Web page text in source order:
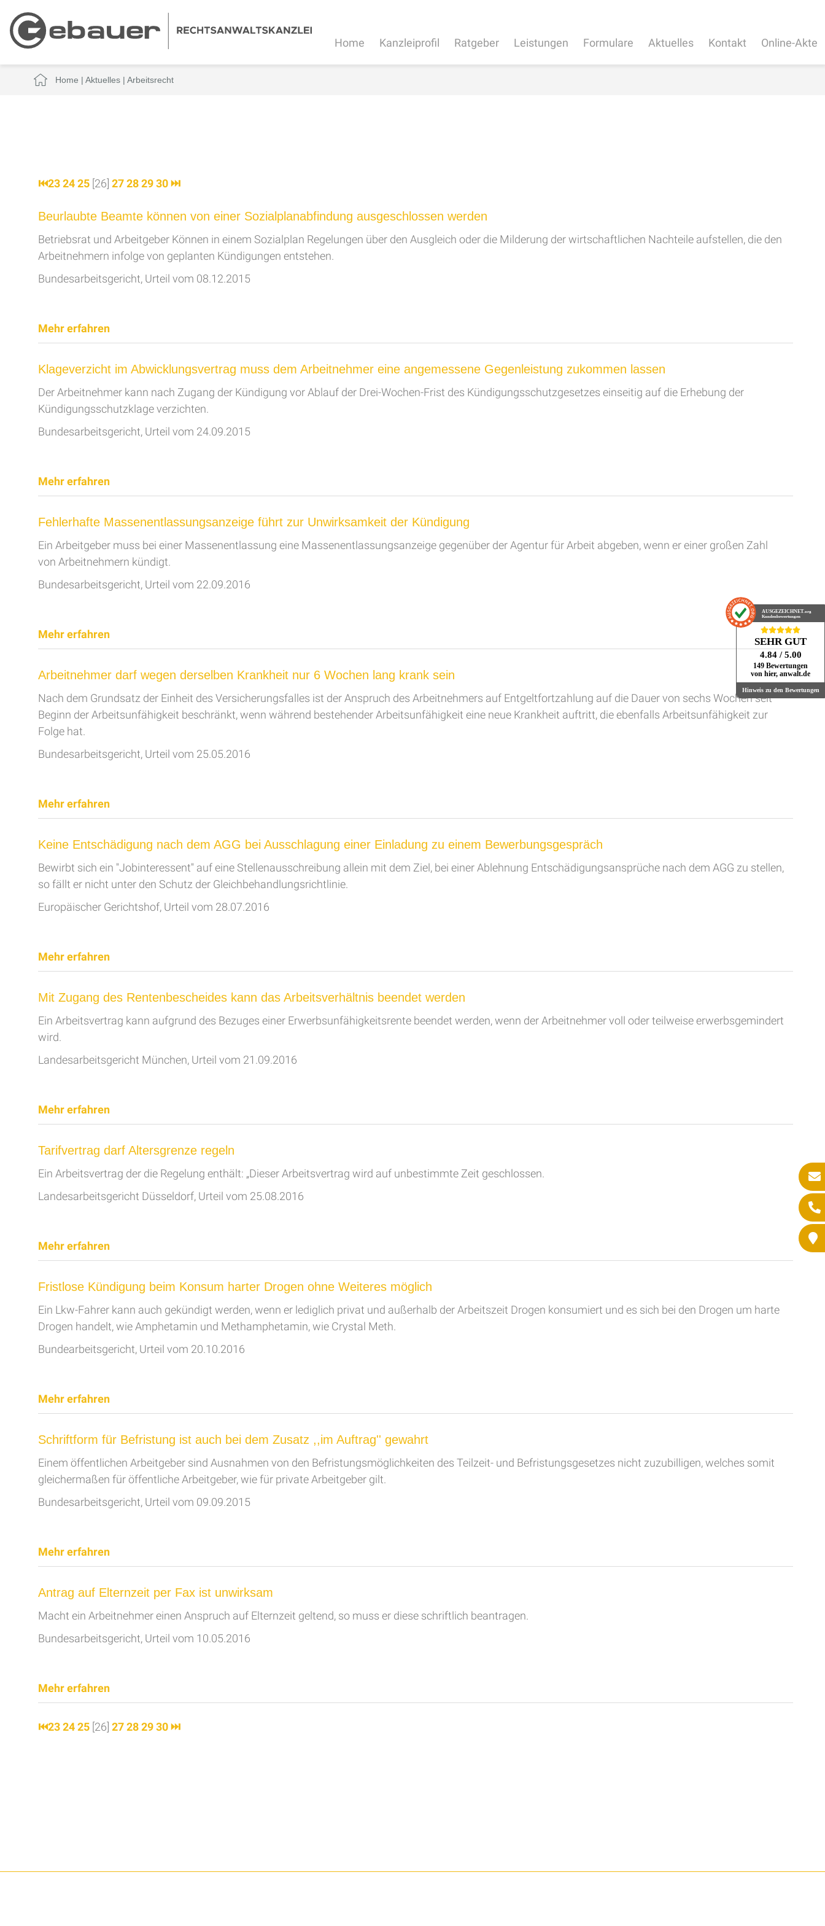
Home Kanzleiprofil Ratgeber Leistungen Formulare Aktuelles Kontakt Online-Akte
Home | Aktuelles| Arbeitsrecht
⏮232425 [26] 27282930⏭
Beurlaubte Beamte können von einer Sozialplanabfindung ausgeschlossen werden
Betriebsrat und Arbeitgeber Können in einem Sozialplan Regelungen über den Ausgleich oder die Milderung der wirtschaftlichen Nachteile aufstellen, die den
Arbeitnehmern infolge von geplanten Kündigungen entstehen.
Bundesarbeitsgericht, Urteil vom 08.12.2015
Mehr erfahren
Klageverzicht im Abwicklungsvertrag muss dem Arbeitnehmer eine angemessene Gegenleistung zukommen lassen
Der Arbeitnehmer kann nach Zugang der Kündigung vor Ablauf der Drei-Wochen-Frist des Kündigungsschutzgesetzes einseitig auf die Erhebung der
Kündigungsschutzklage verzichten.
Bundesarbeitsgericht, Urteil vom 24.09.2015
Mehr erfahren
Fehlerhafte Massenentlassungsanzeige führt zur Unwirksamkeit der Kündigung
Ein Arbeitgeber muss bei einer Massenentlassung eine Massenentlassungsanzeige gegenüber der Agentur für Arbeit abgeben, wenn er einer großen Zahl
von Arbeitnehmern kündigt.
Bundesarbeitsgericht, Urteil vom 22.09.2016
Mehr erfahren
Arbeitnehmer darf wegen derselben Krankheit nur 6 Wochen lang krank sein
Nach dem Grundsatz der Einheit des Versicherungsfalles ist der Anspruch des Arbeitnehmers auf Entgeltfortzahlung auf die Dauer von sechs Wochen seit
Beginn der Arbeitsunfähigkeit beschränkt, wenn während bestehender Arbeitsunfähigkeit eine neue Krankheit auftritt, die ebenfalls Arbeitsunfähigkeit zur
Folge hat.
Bundesarbeitsgericht, Urteil vom 25.05.2016
Mehr erfahren
Keine Entschädigung nach dem AGG bei Ausschlagung einer Einladung zu einem Bewerbungsgespräch
Bewirbt sich ein ''Jobinteressent'' auf eine Stellenausschreibung allein mit dem Ziel, bei einer Ablehnung Entschädigungsansprüche nach dem AGG zu stellen,
so fällt er nicht unter den Schutz der Gleichbehandlungsrichtlinie.
Europäischer Gerichtshof, Urteil vom 28.07.2016
Mehr erfahren
Mit Zugang des Rentenbescheides kann das Arbeitsverhältnis beendet werden
Ein Arbeitsvertrag kann aufgrund des Bezuges einer Erwerbsunfähigkeitsrente beendet werden, wenn der Arbeitnehmer voll oder teilweise erwerbsgemindert
wird.
Landesarbeitsgericht München, Urteil vom 21.09.2016
Mehr erfahren
Tarifvertrag darf Altersgrenze regeln
Ein Arbeitsvertrag der die Regelung enthält: „Dieser Arbeitsvertrag wird auf unbestimmte Zeit geschlossen.
Landesarbeitsgericht Düsseldorf, Urteil vom 25.08.2016
Mehr erfahren
Fristlose Kündigung beim Konsum harter Drogen ohne Weiteres möglich
Ein Lkw-Fahrer kann auch gekündigt werden, wenn er lediglich privat und außerhalb der Arbeitszeit Drogen konsumiert und es sich bei den Drogen um harte
Drogen handelt, wie Amphetamin und Methamphetamin, wie Crystal Meth.
Bundearbeitsgericht, Urteil vom 20.10.2016
Mehr erfahren
Schriftform für Befristung ist auch bei dem Zusatz ,,im Auftrag'' gewahrt
Einem öffentlichen Arbeitgeber sind Ausnahmen von den Befristungsmöglichkeiten des Teilzeit- und Befristungsgesetzes nicht zuzubilligen, welches somit
gleichermaßen für öffentliche Arbeitgeber, wie für private Arbeitgeber gilt.
Bundesarbeitsgericht, Urteil vom 09.09.2015
Mehr erfahren
Antrag auf Elternzeit per Fax ist unwirksam
Macht ein Arbeitnehmer einen Anspruch auf Elternzeit geltend, so muss er diese schriftlich beantragen.
Bundesarbeitsgericht, Urteil vom 10.05.2016
Mehr erfahren
⏮232425 [26] 27282930⏭
AUSGEZEICHNET .org
Kundenbewertungen
SEHR GUT
4.84 / 5.00
149 Bewertungen
von hier, anwalt.de
Hinweis zu den Bewertungen